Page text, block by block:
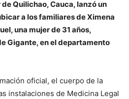
Quilichao, Cauca, lanzó un
a los familiares de Ximena
una mujer de 31 años,
Gigante, en el departamento
oficial, el cuerpo de la
instalaciones de Medicina Legal